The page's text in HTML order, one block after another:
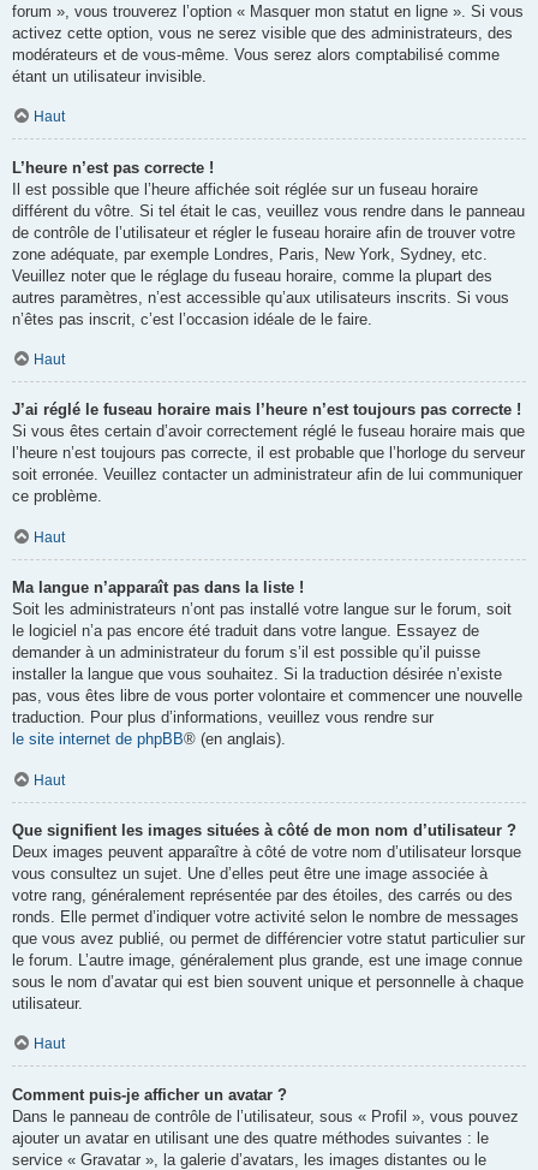
forum », vous trouverez l’option « Masquer mon statut en ligne ». Si vous
activez cette option, vous ne serez visible que des administrateurs, des
modérateurs et de vous-même. Vous serez alors comptabilisé comme
étant un utilisateur invisible.
Haut
L’heure n’est pas correcte !
Il est possible que l’heure affichée soit réglée sur un fuseau horaire
différent du vôtre. Si tel était le cas, veuillez vous rendre dans le panneau
de contrôle de l’utilisateur et régler le fuseau horaire afin de trouver votre
zone adéquate, par exemple Londres, Paris, New York, Sydney, etc.
Veuillez noter que le réglage du fuseau horaire, comme la plupart des
autres paramètres, n’est accessible qu’aux utilisateurs inscrits. Si vous
n’êtes pas inscrit, c’est l’occasion idéale de le faire.
Haut
J’ai réglé le fuseau horaire mais l’heure n’est toujours pas correcte !
Si vous êtes certain d’avoir correctement réglé le fuseau horaire mais que
l’heure n’est toujours pas correcte, il est probable que l’horloge du serveur
soit erronée. Veuillez contacter un administrateur afin de lui communiquer
ce problème.
Haut
Ma langue n’apparaît pas dans la liste !
Soit les administrateurs n’ont pas installé votre langue sur le forum, soit
le logiciel n’a pas encore été traduit dans votre langue. Essayez de
demander à un administrateur du forum s’il est possible qu’il puisse
installer la langue que vous souhaitez. Si la traduction désirée n’existe
pas, vous êtes libre de vous porter volontaire et commencer une nouvelle
traduction. Pour plus d’informations, veuillez vous rendre sur
le site internet de phpBB® (en anglais).
Haut
Que signifient les images situées à côté de mon nom d’utilisateur ?
Deux images peuvent apparaître à côté de votre nom d’utilisateur lorsque
vous consultez un sujet. Une d’elles peut être une image associée à
votre rang, généralement représentée par des étoiles, des carrés ou des
ronds. Elle permet d’indiquer votre activité selon le nombre de messages
que vous avez publié, ou permet de différencier votre statut particulier sur
le forum. L’autre image, généralement plus grande, est une image connue
sous le nom d’avatar qui est bien souvent unique et personnelle à chaque
utilisateur.
Haut
Comment puis-je afficher un avatar ?
Dans le panneau de contrôle de l’utilisateur, sous « Profil », vous pouvez
ajouter un avatar en utilisant une des quatre méthodes suivantes : le
service « Gravatar », la galerie d’avatars, les images distantes ou le